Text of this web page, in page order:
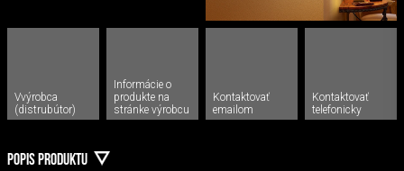
Vvýrobca
(distrubútor)
Informácie o
produkte na
stránke výrobcu
Kontaktovať
emailom
Kontaktovať
telefonicky
POPIS PRODUKTU